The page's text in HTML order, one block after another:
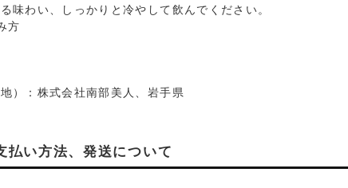
味わい、しっかりと冷やして飲んでください。
方
）：株式会社南部美人、岩手県
払い方法、発送について